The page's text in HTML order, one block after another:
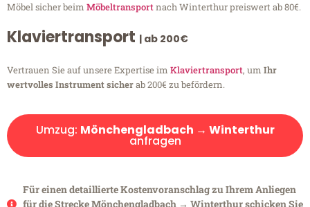
Möbel sicher beim Möbeltransportnach Winterthur preiswert ab 80€.
Klaviertransport | ab 200€
Vertrauen Sie auf unsere Expertise im Klaviertransport, um Ihr
wertvolles Instrument sicherab 200€ zu befördern.
Umzug: Mönchengladbach → Winterthur
anfragen
Für einen detaillierte Kostenvoranschlag zu Ihrem Anliegen
für die Strecke Mönchengladbach → Winterthur schicken Sie